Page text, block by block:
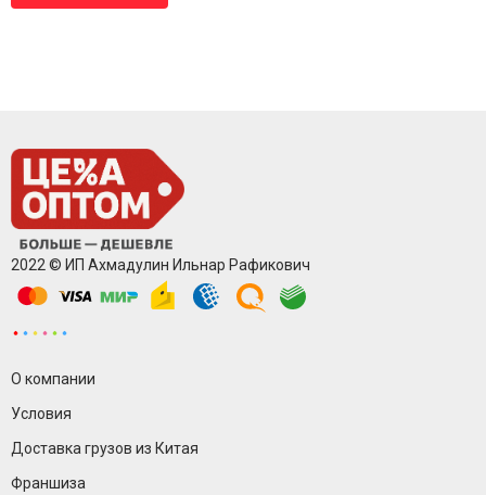
2022 © ИП Ахмадулин Ильнар Рафикович
О компании
Условия
Доставка грузов из Китая
Франшиза